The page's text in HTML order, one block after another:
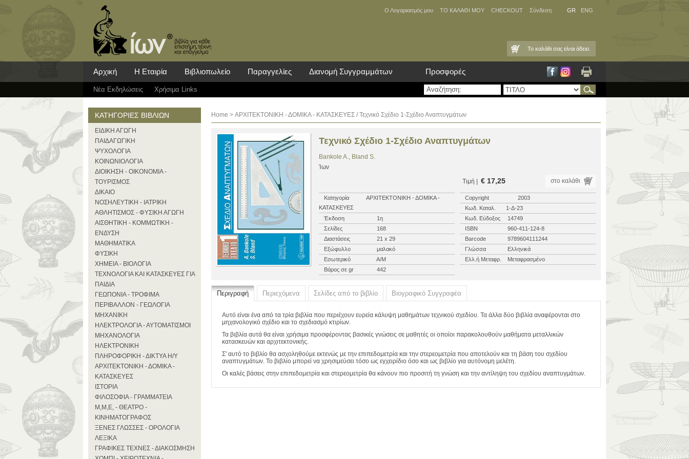
Ο Λογαριασμός μου ΤΟ ΚΑΛΑΘΙ ΜΟΥ CHECKOUT Σύνδεση GR ENG
Το καλάθι σας είναι άδειο.
Αρχική Η Εταιρία Βιβλιοπωλείο Παραγγελίες Διανομή Συγγραμμάτων Προσφορές
Νέα Eκδηλώσεις Χρήσιμα Links
ΚΑΤΗΓΟΡΙΕΣ ΒΙΒΛΙΩΝ
ΕΙΔΙΚΗ ΑΓΩΓΗ
ΠΑΙΔΑΓΩΓΙΚΗ
ΨΥΧΟΛΟΓΙΑ
ΚΟΙΝΩΝΙΟΛΟΓΙΑ
ΔΙΟΙΚΗΣΗ - ΟΙΚΟΝΟΜΙΑ -
ΤΟΥΡΙΣΜΟΣ
ΔΙΚΑΙΟ
ΝΟΣΗΛΕΥΤΙΚΗ - ΙΑΤΡΙΚΗ
ΑΘΛΗΤΙΣΜΟΣ - ΦΥΣΙΚΗ ΑΓΩΓΗ
ΑΙΣΘΗΤΙΚΗ - ΚΟΜΜΩΤΙΚΗ -
ΕΝΔΥΣΗ
ΜΑΘΗΜΑΤΙΚΑ
ΦΥΣΙΚΗ
ΧΗΜΕΙΑ - ΒΙΟΛΟΓΙΑ
ΤΕΧΝΟΛΟΓΙΑ ΚΑΙ ΚΑΤΑΣΚΕΥΕΣ ΓΙΑ
ΠΑΙΔΙΑ
ΓΕΩΠΟΝΙΑ - ΤΡΟΦΙΜΑ
ΠΕΡΙΒΑΛΛΟΝ - ΓΕΩΛΟΓΙΑ
ΜΗΧΑΝΙΚΗ
ΗΛΕΚΤΡΟΛΟΓΙΑ - ΑΥΤΟΜΑΤΙΣΜΟΙ
ΜΗΧΑΝΟΛΟΓΙΑ
ΗΛΕΚΤΡΟΝΙΚΗ
ΠΛΗΡΟΦΟΡΙΚΗ - ΔΙΚΤΥΑ Η/Υ
ΑΡΧΙΤΕΚΤΟΝΙΚΗ - ΔΟΜΙΚΑ -
ΚΑΤΑΣΚΕΥΕΣ
ΙΣΤΟΡΙΑ
ΦΙΛΟΣΟΦΙΑ - ΓΡΑΜΜΑΤΕΙΑ
Μ,Μ,Ε, - ΘΕΑΤΡΟ -
ΚΙΝΗΜΑΤΟΓΡΑΦΟΣ
ΞΕΝΕΣ ΓΛΩΣΣΕΣ - ΟΡΟΛΟΓΙΑ
ΛΕΞΙΚΑ
ΓΡΑΦΙΚΕΣ ΤΕΧΝΕΣ - ΔΙΑΚΟΣΜΗΣΗ
Home > ΑΡΧΙΤΕΚΤΟΝΙΚΗ - ΔΟΜΙΚΑ - ΚΑΤΑΣΚΕΥΕΣ / Τεχνικό Σχέδιο 1-Σχέδιο Αναπτυγμάτων
Τεχνικό Σχέδιο 1-Σχέδιο Αναπτυγμάτων
Bankole A., Bland S.
Ίων
Τιμή |
€ 17,25 στο καλάθι
Κατηγορία
ΑΡΧΙΤΕΚΤΟΝΙΚΗ - ΔΟΜΙΚΑ -
ΚΑΤΑΣΚΕΥΕΣ
Copyright
2003
Κωδ. Καταλ.
1-Δ-23
Έκδοση
1η Κωδ. Εύδοξος
14749
Σελίδες
168 ISBN
960-411-124-8
Διαστάσεις
21 x 29 Barcode
9789604111244
Εξώφυλλο
μαλακό Γλώσσα
Ελληνικά
Εσωτερικό
Α/Μ Ελλ.ή Μεταφρ.
Μεταφρασμένο
Βάρος σε gr
442
Περιγραφή Περιεχόμενα Σελίδες από το βιβλίο Βιογραφικό Συγγραφέα
Αυτό είναι ένα από τα τρία βιβλία που περιέχουν ευρεία κάλυψη μαθημάτων τεχνικού σχεδίου. Τα άλλα δύο βιβλία αναφέρονται στο
μηχανολογικό σχέδιο και το σχεδιασμό κτιρίων.
Τα βιβλία αυτά θα είναι χρήσιμα προσφέροντας βασικές γνώσεις σε μαθητές οι οποίοι παρακολουθούν μαθήματα μεταλλικών
κατασκευών και αρχιτεκτονικής.
Σ' αυτό το βιβλίο θα ασχοληθούμε εκτενώς με την επιπεδομετρία και την στερεομετρία που αποτελούν και τη βάση του σχεδίου
αναπτυγμάτων. Το βιβλίο μπορεί να χρησιμεύσει τόσο ως εγχειρίδιο όσο και ως βιβλίο για αυτόνομη μελέτη.
Οι καλές βάσεις στην επιπεδομετρία και στερεομετρία θα κάνουν πιο προσιτή τη γνώση και την αντίληψη του σχεδίου αναπτυγμάτων.